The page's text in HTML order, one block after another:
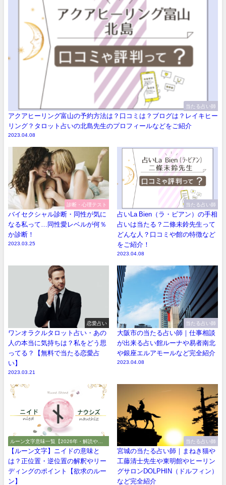
当たる占い師
アクアヒーリング富山の予約方法は？口コミは？ブログは？レイキヒー
リング？タロット占いの北島先生のプロフィールなどをご紹介
2023.04.08
診断・心理テスト
バイセクシャル診断・同性が気に
なる私って…同性愛レベルが何％
か診断！
2023.03.25
当たる占い師
占いLa Bien（ラ・ビアン）の手相
占いは当たる？二條未鈴先生って
どんな人？口コミや館の特徴など
をご紹介！
2023.04.08
恋愛占い
ワンオラクルタロット占い・あの
人の本当に気持ちは？私をどう思
ってる？【無料で当たる恋愛占
い】
2023.03.21
当たる占い師
大阪市の当たる占い師｜仕事相談
が出来る占い館ルーナや易者南北
や銀座エルアモールなど完全紹介
2023.04.08
ルーン文字意味一覧【2026年・解読や解
釈やアルファベット】
【ルーン文字】ニイドの意味と
は？正位置・逆位置の解釈やリー
ディングのポイント【欲求のルー
ン】
当たる占い師
宮城の当たる占い師｜まねき猫や
工藤清士先生や東明館やヒーリン
グサロンDOLPHIN（ドルフィン）
など完全紹介